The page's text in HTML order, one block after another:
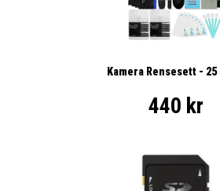
Kamera Rensesett -
440 kr